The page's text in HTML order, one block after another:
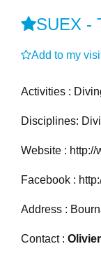
SUEX -
Add to my
Activities :
Disciplines:
Website : http://
Facebook :
Address :
Contact :